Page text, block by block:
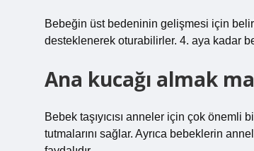
Bebeğin üst bedeninin gelişmesi için
desteklenerek oturabilirler. 4. aya kadar
Ana kucağı almak
Bebek taşıyıcısı anneler için çok önemli
tutmalarını sağlar. Ayrıca bebeklerin